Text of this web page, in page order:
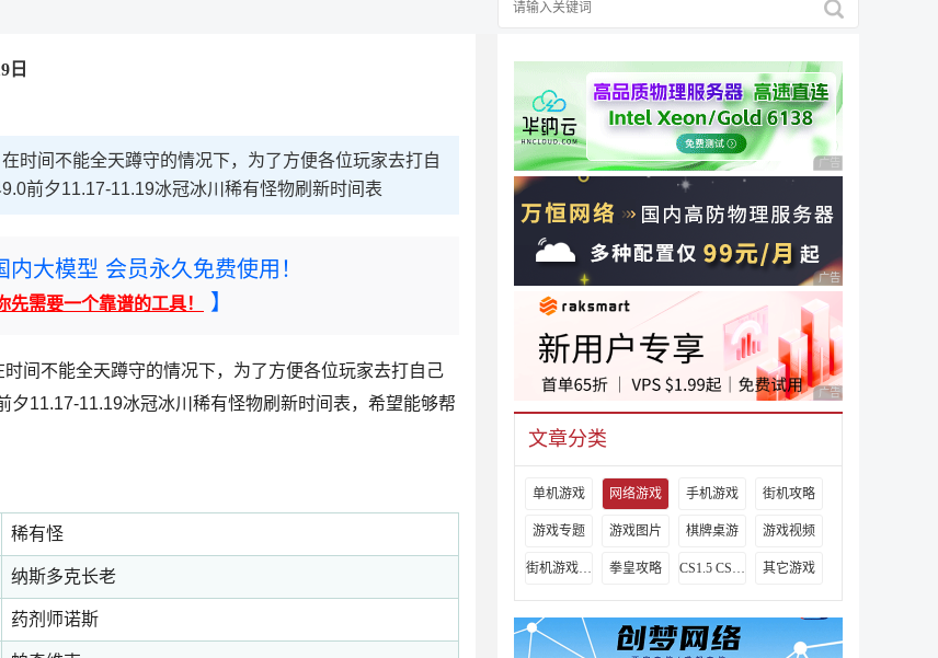
日
时间不能全天蹲守的情况下，为了方便各位玩家去打自
前夕11.17-11.19冰冠冰川稀有怪物刷新时间表
大模型 会员永久免费使用！
需要一个靠谱的工具！ 】
间不能全天蹲守的情况下，为了方便各位玩家去打自己
夕11.17-11.19冰冠冰川稀有怪物刷新时间表，希望能够帮
稀有怪
纳斯多克长老
药剂师诺斯
广告 商业广告，理性
广告 商业广告，理性
广告 商业广告，理性
文章分类
单机游戏 网络游戏 手机游戏 街机攻略
游戏专题 游戏图片 棋牌桌游 游戏视频
街机游戏出招表 拳皇攻略 CS1.5 CS1.6攻略 其它游戏